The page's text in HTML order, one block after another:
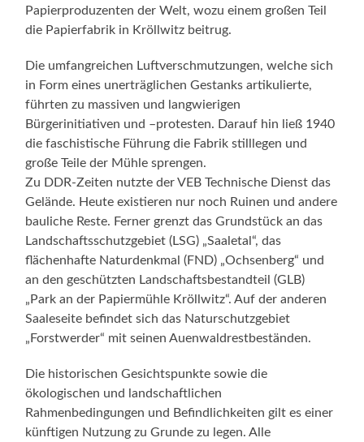
Papierproduzenten der Welt, wozu einem großen Teil
die Papierfabrik in Kröllwitz beitrug.
Die umfangreichen Luftverschmutzungen, welche sich
in Form eines unerträglichen Gestanks artikulierte,
führten zu massiven und langwierigen
Bürgerinitiativen und –protesten. Darauf hin ließ 1940
die faschistische Führung die Fabrik stilllegen und
große Teile der Mühle sprengen.
Zu DDR-Zeiten nutzte der VEB Technische Dienst das
Gelände. Heute existieren nur noch Ruinen und andere
bauliche Reste. Ferner grenzt das Grundstück an das
Landschaftsschutzgebiet (LSG) „Saaletal“, das
flächenhafte Naturdenkmal (FND) „Ochsenberg“ und
an den geschützten Landschaftsbestandteil (GLB)
„Park an der Papiermühle Kröllwitz“. Auf der anderen
Saaleseite befindet sich das Naturschutzgebiet
„Forstwerder“ mit seinen Auenwaldrestbeständen.
Die historischen Gesichtspunkte sowie die
ökologischen und landschaftlichen
Rahmenbedingungen und Befindlichkeiten gilt es einer
künftigen Nutzung zu Grunde zu legen. Alle